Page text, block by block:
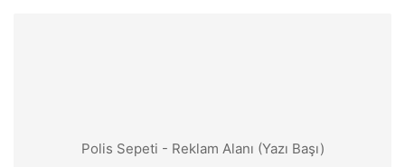
Polis Sepeti - Reklam Alanı (Yazı Başı)